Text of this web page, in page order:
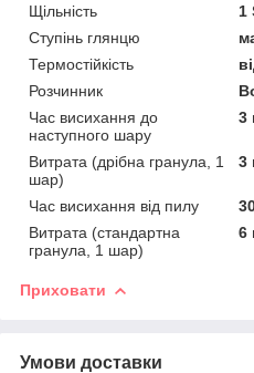
Щільність
1
Ступінь глянцю
Термостійкість
Розчинник
Час висихання до
наступного шару
3
Витрата (дрібна гранула, 1
шар)
3
Час висихання від пилу
Витрата (стандартна
гранула, 1 шар)
6
Приховати
Умови доставки